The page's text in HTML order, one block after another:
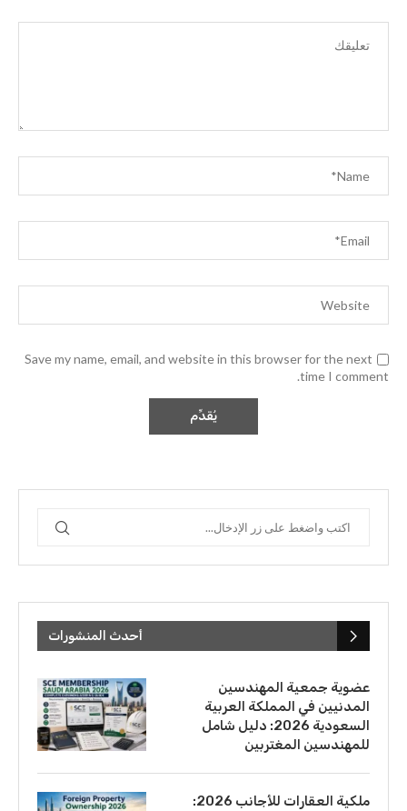
Save my name, email, and website in this browser for the next
time I comment.
أحدث المنشورات
عضوية جمعية المهندسين
المدنيين في المملكة العربية
السعودية 2026: دليل شامل
للمهندسين المغتربين
ملكية العقارات للأجانب 2026: